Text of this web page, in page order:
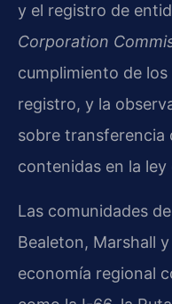
y el registro de
Corporation
cumplimiento de
registro, y la
sobre transferencia
contenidas en la ley
Las comunidades
Bealeton, Marshall
economía regional